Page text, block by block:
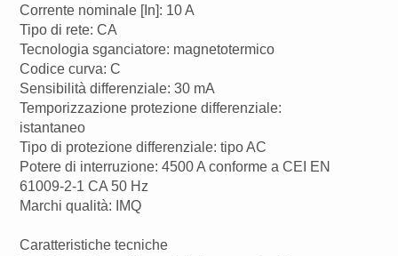
Corrente nominale [In]: 10 A
Tipo di rete: CA
Tecnologia sganciatore: magnetotermico
Codice curva: C
Sensibilità differenziale: 30 mA
Temporizzazione protezione differenziale:
istantaneo
Tipo di protezione differenziale: tipo AC
Potere di interruzione: 4500 A conforme a CEI EN
61009-2-1 CA 50 Hz
Marchi qualità: IMQ
Caratteristiche tecniche